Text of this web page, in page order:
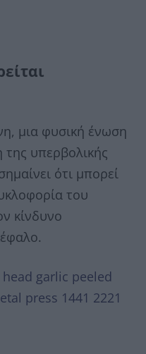
μια φυσική ένωση
υπερβολικής
ότι μπορεί
του
κίνδυνο